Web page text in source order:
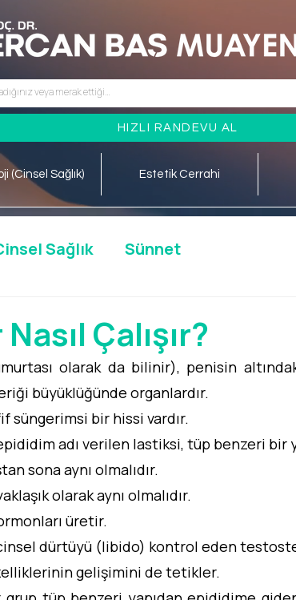
HIZLI RANDEVU AL
(Cinsel Sağlık) Estetik Cerrahi
Sağlık Sünnet
Çalışır?
olarak da bilinir), penisin
büyüklüğünde organlardır.
süngerimsi bir hissi vardır.
adı verilen lastiksi, tüp benzeri bir
sona aynı olmalıdır.
olarak aynı olmalıdır.
üretir.
dürtüyü (libido) kontrol eden
gelişimini de tetikler.